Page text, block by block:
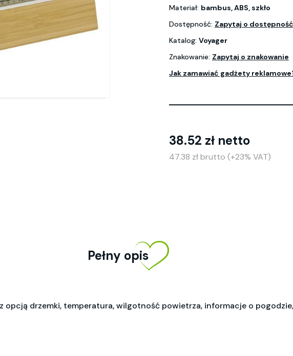
Materiał: bambus, ABS, szkło
Dostępność: Zapytaj o dostępność
Katalog: Voyager
Znakowanie: Zapytaj o znakowanie
Jak zamawiać gadżety
38.52 zł netto
47.38 zł brutto (+23% VAT)
Pełny opis
opcją drzemki, temperatura, wilgotność powietrza, informacje o